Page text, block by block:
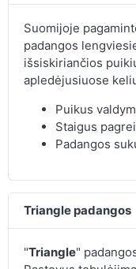
Suomijoje
padangos
išsiskiriančios
apledėjusiuose
Puikus
Staigus
Padangos
Triangle padangos
"Triangle"